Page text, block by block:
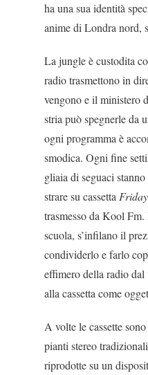
ha una sua identità
anime di Londra nord,
La jungle è custodita
radio trasmettono in
vengono e il ministero
stria può spegnerle da
ogni programma è
smodica. Ogni fine
gliaia di seguaci
strare su cassetta
trasmesso da Kool
scuola, s’infilano il
con­dividerlo e farlo
effi­mero della radio
alla cassetta come
A volte le cassette
pianti stereo
ri­prodotte su un